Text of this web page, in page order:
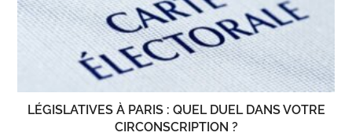
LÉGISLATIVES À PARIS : QUEL DUEL DANS VOTRE
CIRCONSCRIPTION ?